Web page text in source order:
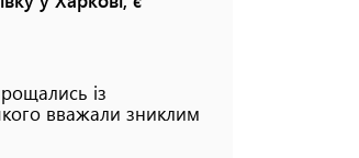
із
вважали зниклим